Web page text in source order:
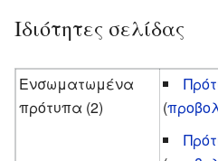
Ιδιότητες σελίδας
Ενσωματωμένα
πρότυπα (2)
(